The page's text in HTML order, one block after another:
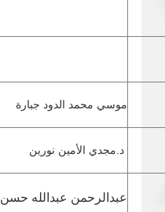
موسي محمد الدود جبارة
د.مجدي الأمين نورين
عبدالرحمن عبدالله حسن